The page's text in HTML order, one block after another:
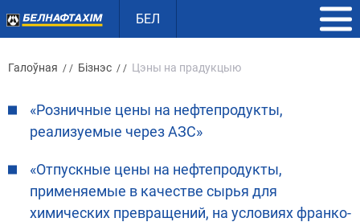
БЕЛ
Галоўная / / Бізнэс / / Цэны на прадукцыю
«Розничные цены на нефтепродукты,
реализуемые через АЗС»
«Отпускные цены на нефтепродукты,
применяемые в качестве сырья для
химических превращений, на условиях франко-